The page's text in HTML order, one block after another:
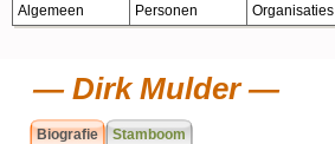
Algemeen Personen Organisaties
Dirk Mulder
Biografie Stamboom